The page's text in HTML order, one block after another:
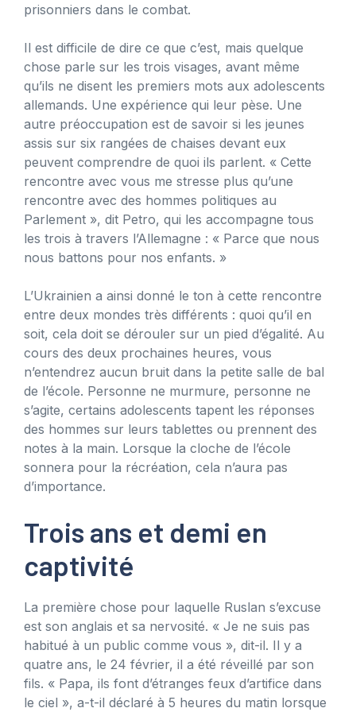
prisonniers dans le combat.
Il est difficile de dire ce que c’est, mais quelque
chose parle sur les trois visages, avant même
qu’ils ne disent les premiers mots aux adolescents
allemands. Une expérience qui leur pèse. Une
autre préoccupation est de savoir si les jeunes
assis sur six rangées de chaises devant eux
peuvent comprendre de quoi ils parlent. « Cette
rencontre avec vous me stresse plus qu’une
rencontre avec des hommes politiques au
Parlement », dit Petro, qui les accompagne tous
les trois à travers l’Allemagne : « Parce que nous
nous battons pour nos enfants. »
L’Ukrainien a ainsi donné le ton à cette rencontre
entre deux mondes très différents : quoi qu’il en
soit, cela doit se dérouler sur un pied d’égalité. Au
cours des deux prochaines heures, vous
n’entendrez aucun bruit dans la petite salle de bal
de l’école. Personne ne murmure, personne ne
s’agite, certains adolescents tapent les réponses
des hommes sur leurs tablettes ou prennent des
notes à la main. Lorsque la cloche de l’école
sonnera pour la récréation, cela n’aura pas
d’importance.
Trois ans et demi en
captivité
La première chose pour laquelle Ruslan s’excuse
est son anglais et sa nervosité. « Je ne suis pas
habitué à un public comme vous », dit-il. Il y a
quatre ans, le 24 février, il a été réveillé par son
fils. « Papa, ils font d’étranges feux d’artifice dans
le ciel », a-t-il déclaré à 5 heures du matin lorsque